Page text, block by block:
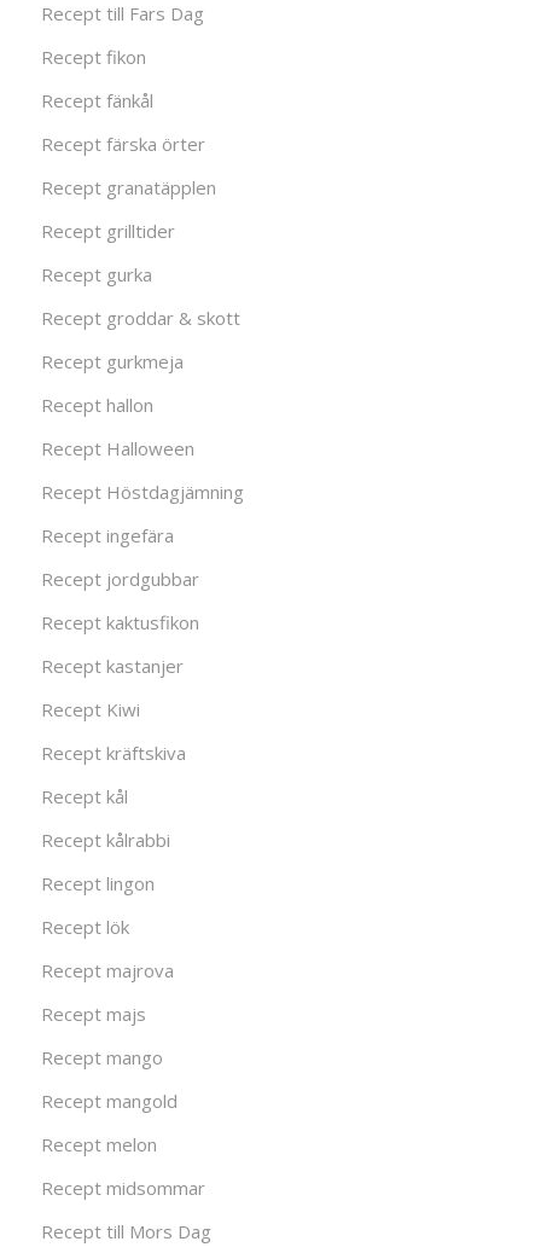
Recept till Fars Dag
Recept fikon
Recept fänkål
Recept färska örter
Recept granatäpplen
Recept grilltider
Recept gurka
Recept groddar & skott
Recept gurkmeja
Recept hallon
Recept Halloween
Recept Höstdagjämning
Recept ingefära
Recept jordgubbar
Recept kaktusfikon
Recept kastanjer
Recept Kiwi
Recept kräftskiva
Recept kål
Recept kålrabbi
Recept lingon
Recept lök
Recept majrova
Recept majs
Recept mango
Recept mangold
Recept melon
Recept midsommar
Recept till Mors Dag